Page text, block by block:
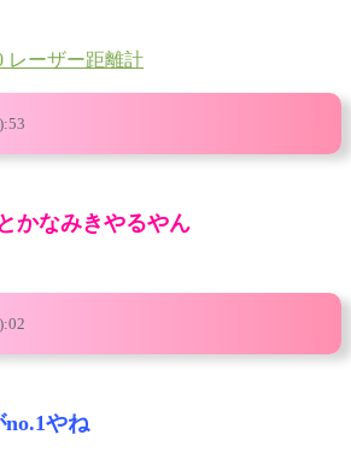
レーザー距離計
かなみきやるやん
やね